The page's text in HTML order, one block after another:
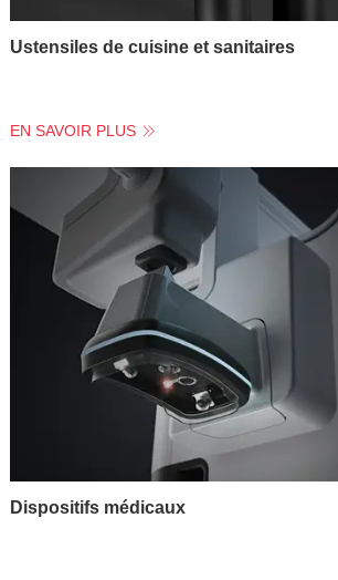
Ustensiles de cuisine et sanitaires
EN SAVOIR PLUS
Dispositifs médicaux